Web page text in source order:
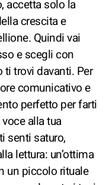
accetta solo la
crescita e
Quindi vai
e scegli con
trovi davanti. Per
comunicativo e
perfetto per farti
alla tua
senti saturo,
lettura: un’ottima
un piccolo rituale